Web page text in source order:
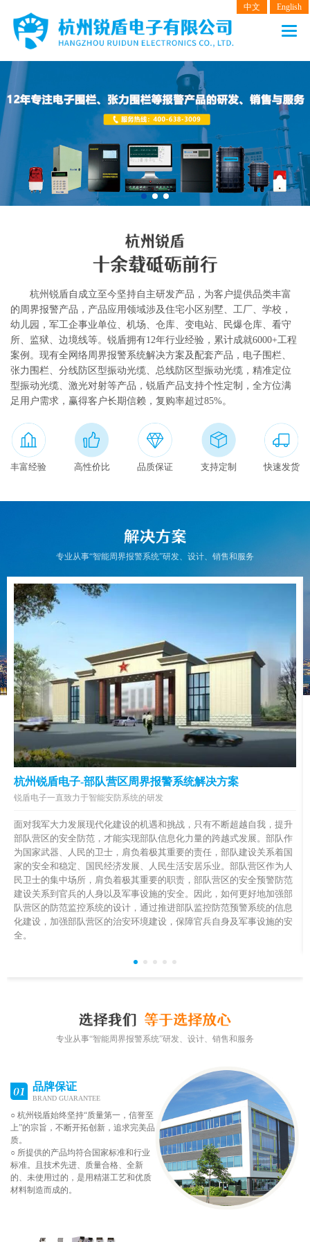
中文 English
产品中心
电子围栏
张力围栏
振动光纤
解决方案
新闻动态
关于我们
联系我们
English
杭州锐盾自成立至今坚持自主研发产品，为客户提供品类丰富
的周界报警产品，产品应用领域涉及住宅小区别墅、工厂、学校，
幼儿园，军工企事业单位、机场、仓库、变电站、民爆仓库、看守
所、监狱、边境线等。锐盾拥有12年行业经验，累计成就6000+工程
案例。现有全网络周界报警系统解决方案及配套产品，电子围栏、
张力围栏、分线防区型振动光缆、总线防区型振动光缆，精准定位
型振动光缆、激光对射等产品，锐盾产品支持个性定制，全方位满
足用户需求，赢得客户长期信赖，复购率超过85%。
丰富经验 高性价比 品质保证 支持定制 快速发货
专业从事“智能周界报警系统”研发、设计、销售和服务
杭州锐盾电子-部队营区周界报警系统解决方案
锐盾电子一直致力于智能安防系统的研发
面对我军大力发展现代化建设的机遇和挑战，只有不断超越自我，提升
部队营区的安全防范，才能实现部队信息化力量的跨越式发展。部队作
为国家武器、人民的卫士，肩负着极其重要的责任，部队建设关系着国
家的安全和稳定、国民经济发展、人民生活安居乐业。部队营区作为人
民卫士的集中场所，肩负着极其重要的职责，部队营区的安全预警防范
建设关系到官兵的人身以及军事设施的安全。因此，如何更好地加强部
队营区的防范监控系统的设计，通过推进部队监控防范预警系统的信息
化建设，加强部队营区的治安环境建设，保障官兵自身及军事设施的安
全。
专业从事“智能周界报警系统”研发、设计、销售和服务
品牌保证
BRAND GUARANTEE
○ 杭州锐盾始终坚持“质量第一，信誉至
上”的宗旨，不断开拓创新，追求完美品
质。
○ 所提供的产品均符合国家标准和行业
标准。且技术先进、质量合格、全新
的、未使用过的，是用精湛工艺和优质
材料制造而成的。